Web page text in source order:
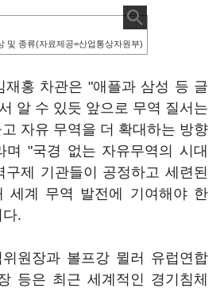
및 종류(자료제공=산업통상자원부)
재홍 차관은 "애플과 삼성 등 글
알 수 있듯 앞으로 무역 질서는
자유 무역을 더 확대하는 방향
며 "국경 없는 자유무역의 시대
제 기관들이 공정하고 세련된
세계 무역 발전에 기여해야 한
.
원장과 볼프강 뮐러 유럽연합
등은 최근 세계적인 경기침체